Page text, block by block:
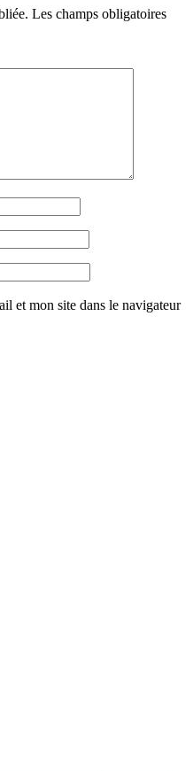
Les champs obligatoires
et mon site dans le navigateur